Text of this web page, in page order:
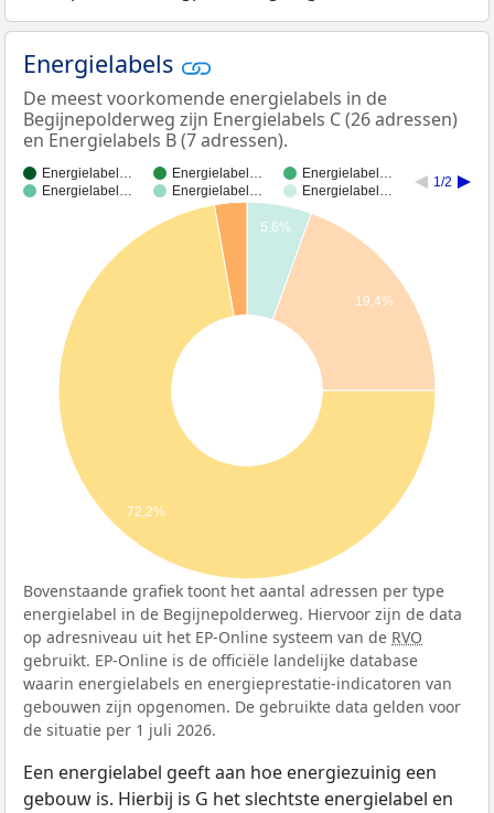
Energielabels
De meest voorkomende energielabels in de
Begijnepolderweg zijn Energielabels C (26 adressen)
en Energielabels B (7 adressen).
Energielabel… Energielabel…
Energielabel…
Energielabel…
Energielabel… Energielabel…
1/2
5,6%
19,4%
72,2%
Bovenstaande grafiek toont het aantal adressen per type
energielabel in de Begijnepolderweg. Hiervoor zijn de data
op adresniveau uit het EP-Online systeem van de RVO
gebruikt. EP-Online is de officiële landelijke database
waarin energielabels en energieprestatie-indicatoren van
gebouwen zijn opgenomen. De gebruikte data gelden voor
de situatie per 1 juli 2026.
Een energielabel geeft aan hoe energiezuinig een
gebouw is. Hierbij is G het slechtste energielabel en